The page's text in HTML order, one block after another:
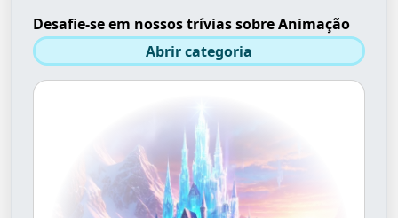
Desafie-se em nossos trívias sobre Animação
Abrir categoria